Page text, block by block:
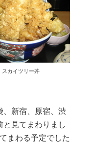
スカイツリー丼
、新宿、原宿、渋
と見てまわりまし
まわる予定でした